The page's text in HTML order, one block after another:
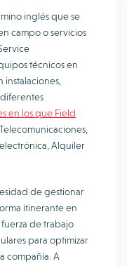
inglés que se
campo o servicios
técnicos en
en los que Field
Alquiler
de gestionar
itinerante en
de trabajo
para optimizar
compañía. A